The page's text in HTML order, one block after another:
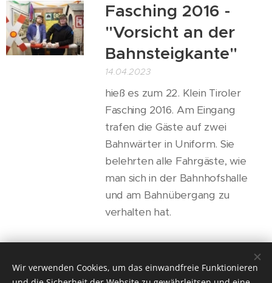
Fasching 2016 -
"Vorsicht an der
Bahnsteigkante"
14.04.2023
hieß es zum 22. Klein Tiroler
Fasching 2016. Am Eingang
trafen die Gäste auf zwei
Bahnwärter in Uniform. Sie
belehrten alle Fahrgäste, wie
man sich in der Bahnhofshalle
und am Bahnübergang zu
verhalten hat.
Wir verwenden Cookies, um das einwandfreie Funktionieren